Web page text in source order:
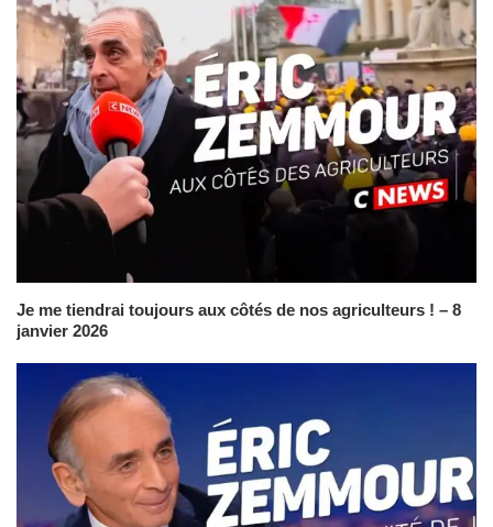
Je me tiendrai toujours aux côtés de nos agriculteurs ! – 8
janvier 2026